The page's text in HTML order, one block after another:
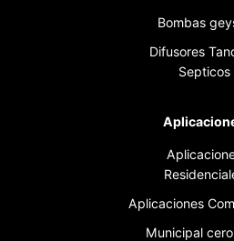
Bombas
Difusores
Septicos
Aplicaciones
Municipal